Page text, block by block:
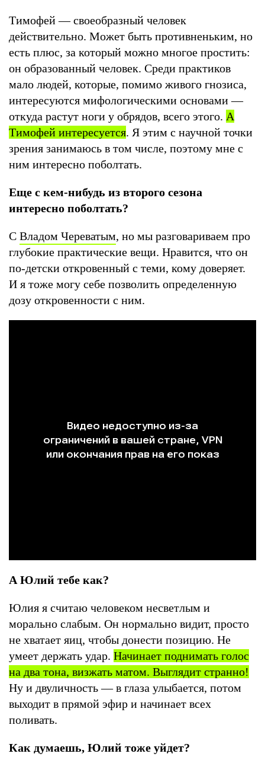
Тимофей — своеобразный человек
действительно. Может быть противненьким, но
есть плюс, за который можно многое простить:
он образованный человек. Среди практиков
мало людей, которые, помимо живого гнозиса,
интересуются мифологическими основами —
откуда растут ноги у обрядов, всего этого. А
Тимофей интересуется. Я этим с научной точки
зрения занимаюсь в том числе, поэтому мне с
ним интересно поболтать.
Еще с кем-нибудь из второго сезона
интересно поболтать?
С Владом Череватым, но мы разговариваем про
глубокие практические вещи. Нравится, что он
по-детски откровенный с теми, кому доверяет.
И я тоже могу себе позволить определенную
дозу откровенности с ним.
А Юлий тебе как?
Юлия я считаю человеком несветлым и
морально слабым. Он нормально видит, просто
не хватает яиц, чтобы донести позицию. Не
умеет держать удар. Начинает поднимать голос
на два тона, визжать матом. Выглядит странно!
Ну и двуличность — в глаза улыбается, потом
выходит в прямой эфир и начинает всех
поливать.
Как думаешь, Юлий тоже уйдет?